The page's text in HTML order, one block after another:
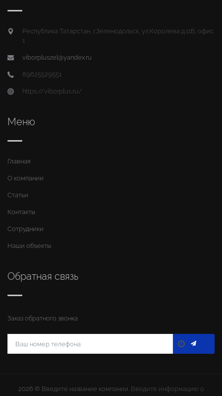
Республика Татарстан, г.Зеленодольск, ул.Королева д.11Б, офис
1
viborpluszel@yandex.ru
89625529551
https://viborplus.ru/
Меню
Главная
О компании
Статьи
Контакты
Сотрудники
Наши объекты
Обратная связь
Заказ обратного звонка
2026 © Введите название компании. Введите информацию о